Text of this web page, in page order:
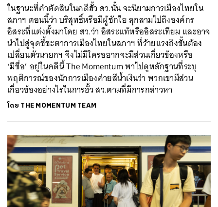
ในฐานะที่คำตัดสินในคดีฮั้ว สว.นั้น จะนิยามการเมืองไทยใน
สภาฯ ตอนนี้ว่า บริสุทธิ์หรือมีผู้ชักใย ลุกลามไปถึงองค์กร
อิสระที่แต่งตั้งมาโดย สว.ว่า อิสระแท้หรืออิสระเทียม และอาจ
นำไปสู่จุดชี้ชะตาการเมืองไทยในสภาฯ ที่ร้ายแรงถึงขั้นต้อง
เปลี่ยนตัวนายกฯ จึงไม่มีใครอยากจะมีส่วนเกี่ยวข้องหรือ
‘มีชื่อ’ อยู่ในคดีนี้ The Momentum พาไปดูหลักฐานที่ระบุ
พฤติการณ์ของนักการเมืองค่ายสีน้ำเงินว่า พวกเขามีส่วน
เกี่ยวข้องอย่างไรในการฮั้ว สว.ตามที่มีการกล่าวหา
โดย THE MOMENTUM TEAM